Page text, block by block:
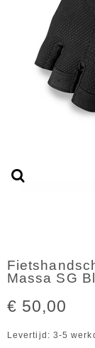
Massa SG
€ 50,00
Levertijd: 3-5